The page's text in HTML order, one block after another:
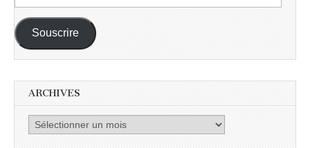
e-
mail :
Souscrire
ARCHIVES
Archives